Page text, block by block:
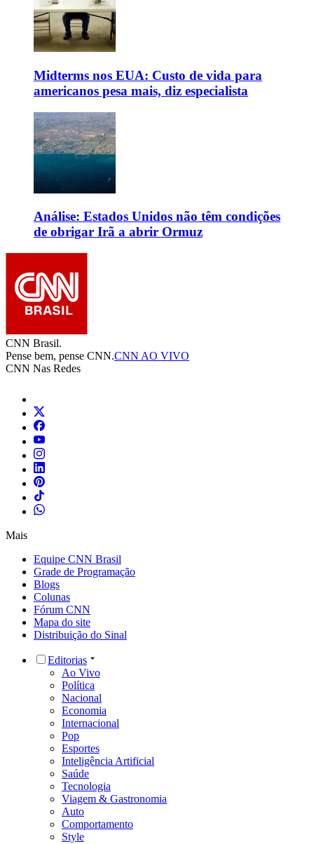
Midterms nos EUA: Custo de vida para
americanos pesa mais, diz especialista
Análise: Estados Unidos não têm condições
de obrigar Irã a abrir Ormuz
CNN Brasil.
Pense bem, pense CNN.CNN AO VIVO
CNN Nas Redes
Mais
Equipe CNN Brasil
Grade de Programação
Blogs
Colunas
Fórum CNN
Mapa do site
Distribuição do Sinal
Editorias
Ao Vivo
Política
Nacional
Economia
Internacional
Pop
Esportes
Inteligência Artificial
Saúde
Tecnologia
Viagem & Gastronomia
Auto
Comportamento
Style